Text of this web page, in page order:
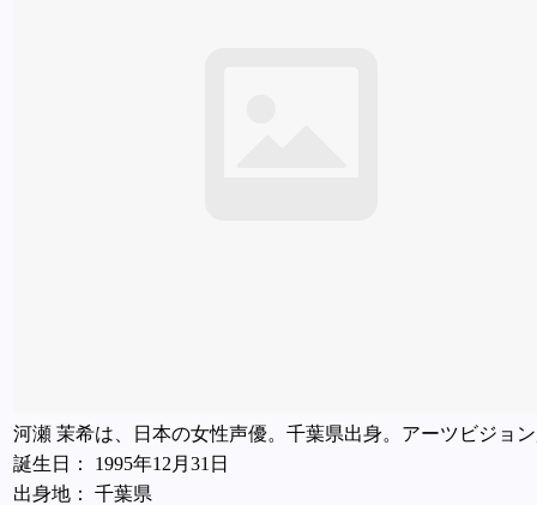
河瀬 茉希は、日本の女性声優。千葉県出身。アーツビジョ
誕生日： 1995年12月31日
出身地： 千葉県